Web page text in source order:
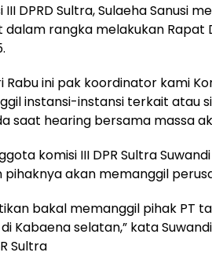
III DPRD Sultra, Sulaeha Sanusi
rangka melakukan Rapat
Rabu ini pak koordinator kami
instansi-instansi terkait atau
saat hearing bersama massa
komisi III DPR Sultra
pihaknya akan memanggil
bakal memanggil pihak PT
Kabaena selatan,” kata
Sultra